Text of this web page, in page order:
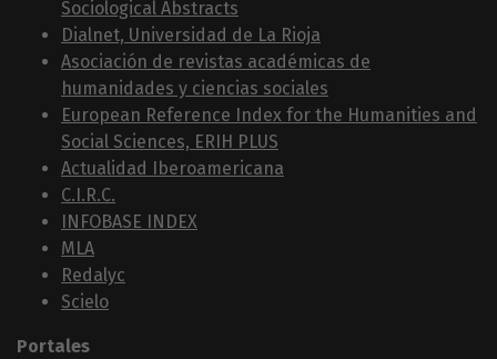
Sociological Abstracts
Dialnet, Universidad de La Rioja
Asociación de revistas académicas de
humanidades y ciencias sociales
European Reference Index for the Humanities and
Social Sciences, ERIH PLUS
Actualidad Iberoamericana
C.I.R.C.
INFOBASE INDEX
MLA
Redalyc
Scielo
Portales